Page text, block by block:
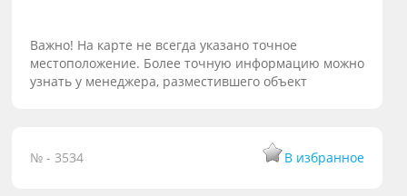
Важно! На карте не всегда указано точное
местоположение. Более точную информацию можно
узнать у менеджера, разместившего объект
№ - 3534 В избранное